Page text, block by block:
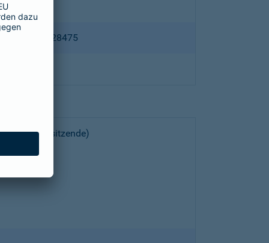
HRB 28475
(Vorsitzende)